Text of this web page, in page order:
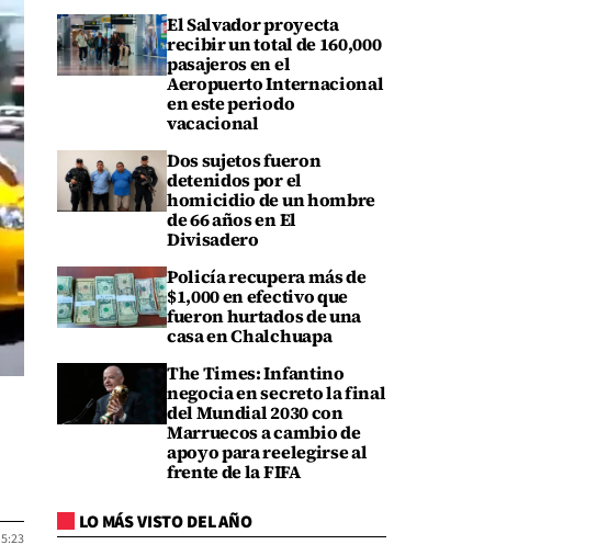
5:23
El Salvador proyecta
recibir un total de 160,000
pasajeros en el
Aeropuerto Internacional
en este periodo
vacacional
Dos sujetos fueron
detenidos por el
homicidio de un hombre
de 66 años en El
Divisadero
Policía recupera más de
$1,000 en efectivo que
fueron hurtados de una
casa en Chalchuapa
The Times: Infantino
negocia en secreto la final
del Mundial 2030 con
Marruecos a cambio de
apoyo para reelegirse al
frente de la FIFA
LO MÁS VISTO DEL AÑO